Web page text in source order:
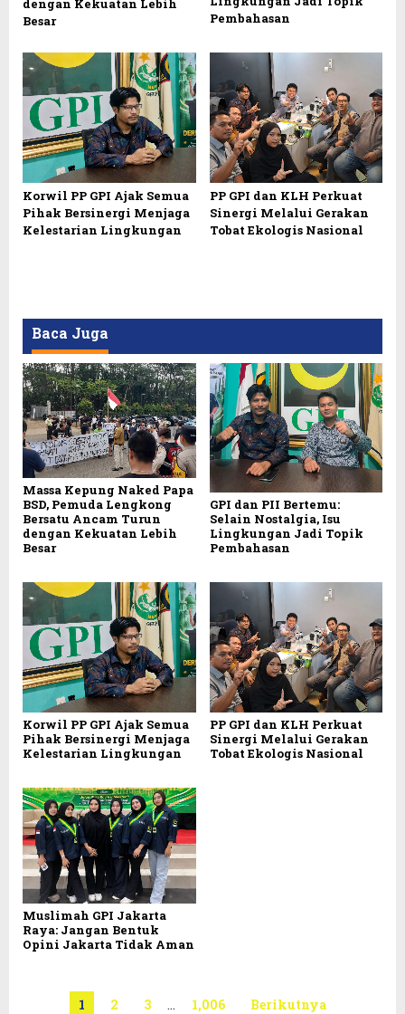
dengan Kekuatan Lebih
Besar
Pembahasan
Korwil PP GPI Ajak Semua
Pihak Bersinergi Menjaga
Kelestarian Lingkungan
PP GPI dan KLH Perkuat
Sinergi Melalui Gerakan
Tobat Ekologis Nasional
Baca Juga
Massa Kepung Naked Papa
BSD, Pemuda Lengkong
Bersatu Ancam Turun
dengan Kekuatan Lebih
Besar
GPI dan PII Bertemu:
Selain Nostalgia, Isu
Lingkungan Jadi Topik
Pembahasan
Korwil PP GPI Ajak Semua
Pihak Bersinergi Menjaga
Kelestarian Lingkungan
PP GPI dan KLH Perkuat
Sinergi Melalui Gerakan
Tobat Ekologis Nasional
Muslimah GPI Jakarta
Raya: Jangan Bentuk
Opini Jakarta Tidak Aman
1 2 3 … 1,006 Berikutnya